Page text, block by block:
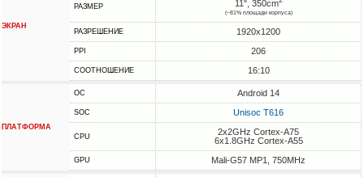
ЭКРАН
РАЗМЕР 11", 350cm
(~81% площади корпуса)
РАЗРЕШЕНИЕ 1920x1200
PPI 206
СООТНОШЕНИЕ 16:10
ПЛАТФОРМА
ОС Android 14
SOC Unisoc T616
CPU
2x2GHz Cortex-A75
6x1.8GHz Cortex-A55
GPU Mali-G57 MP1, 750MHz